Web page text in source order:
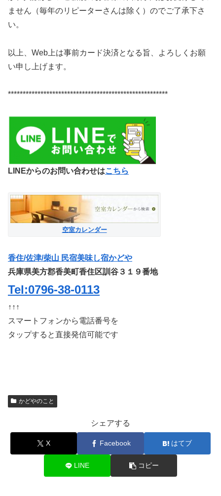
ません（毎年のリピーターさんは除く）のでご了承下さ
い。
以上、Web上は事前カード決済となる旨、よろしくお願
い申し上げます。
******************************************************
LINEからのお問い合わせはこちら
空室カレンダー
香住/佐津/柴山 民宿美味し宿かどや
兵庫県美方郡香美町香住区訓谷３１９番地
Tel:0796-38-0113
↑↑↑
スマートフォンから電話番号を
タップすると直接発信可能です
かどやのこと
シェアする
X Facebook はてブ
LINE コピー